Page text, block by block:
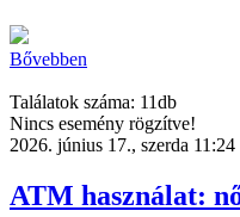
Bővebben
Találatok száma: 11db
Nincs esemény rögzítve!
2026. június 17., szerda 11:24
ATM használat: